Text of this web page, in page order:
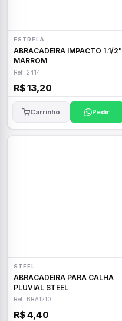
ESTRELA
ABRACADEIRA IMPACTO 1.1/2"
MARROM
Ref: 2414
R$ 13,20
Carrinho Pedir
STEEL
ABRACADEIRA PARA CALHA
PLUVIAL STEEL
Ref: BRA1210
R$ 4,40